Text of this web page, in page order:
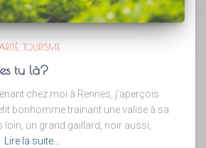
TOURISME
tu là?
chez moi à Rennes, j’aperçois
bonhomme trainant une valise à sa
loin, un grand gaillard, noir aussi,
Lire la suite…